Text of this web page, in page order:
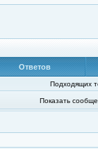
Ответов
Подходящих
Показать